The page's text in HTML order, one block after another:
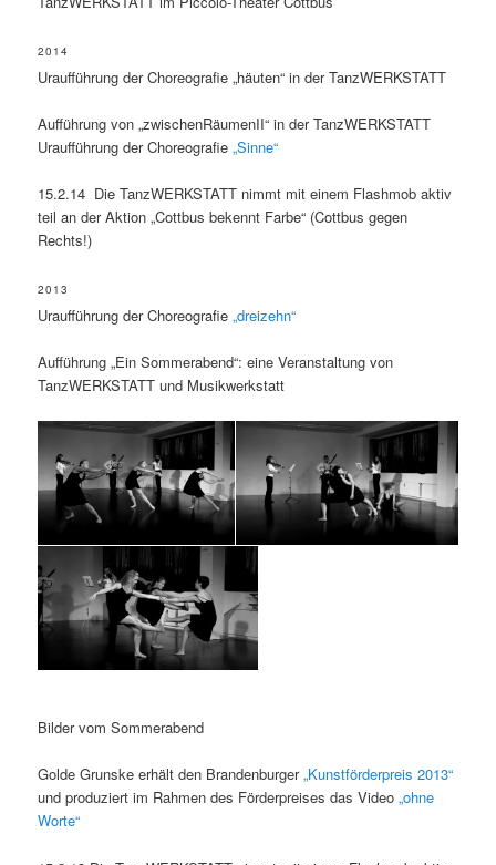
2014
Uraufführung der Choreografie „häuten“ in der TanzWERKSTATT
Aufführung von „zwischenRäumenII“ in der TanzWERKSTATT
Uraufführung der Choreografie„Sinne“
15.2.14 Die TanzWERKSTATT nimmt mit einem Flashmob aktiv
teil an der Aktion „Cottbus bekennt Farbe“ (Cottbus gegen
Rechts!)
2013
Uraufführung der Choreografie„dreizehn“
Aufführung „Ein Sommerabend“: eine Veranstaltung von
TanzWERKSTATT und Musikwerkstatt
Bilder vom Sommerabend
Golde Grunske erhält den Brandenburger„Kunstförderpreis 2013“
und produziert im Rahmen des Förderpreises das Video„ohne
Worte“